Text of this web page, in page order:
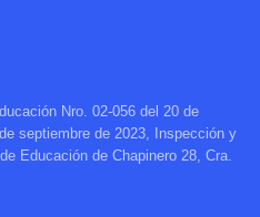
Nro. 02-056 del 20 de
septiembre de 2023, Inspección y
Educación de Chapinero 28, Cra.